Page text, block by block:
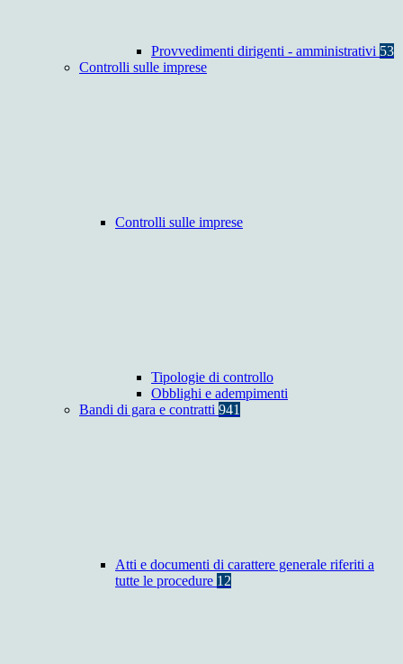
Provvedimenti dirigenti - amministrativi 53
Controlli sulle imprese
Controlli sulle imprese
Tipologie di controllo
Obblighi e adempimenti
Bandi di gara e contratti 941
Atti e documenti di carattere generale riferiti a
tutte le procedure 12